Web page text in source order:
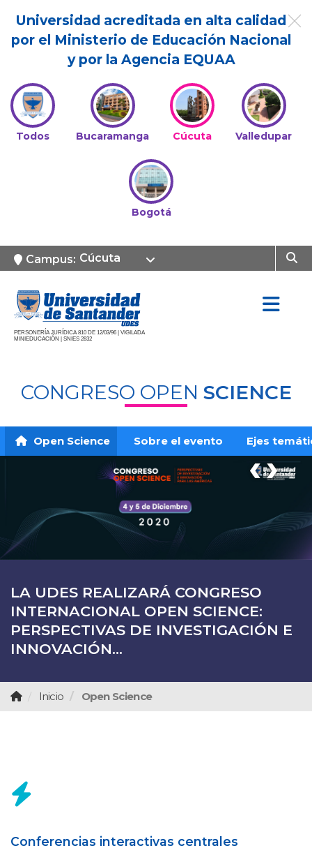
Universidad acreditada en alta calidad
por el Ministerio de Educación Nacional
y por la Agencia EQUAA
Todos Bucaramanga Cúcuta Valledupar
Bogotá
Campus: Cúcuta
PERSONERÍA JURÍDICA 810 DE 12/03/96 | VIGILADA
MINIEDUCACIÓN | SNIES 2832
CONGRESO OPEN SCIENCE
Open Science Sobre el evento Ejes
LA UDES REALIZARÁ CONGRESO
INTERNACIONAL OPEN SCIENCE:
PERSPECTIVAS DE INVESTIGACIÓN E
INNOVACIÓN...
›
‹
Inicio Open Science
Conferencias interactivas centrales